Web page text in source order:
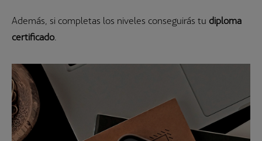
Además, si completas los niveles conseguirás tu diploma
certificado